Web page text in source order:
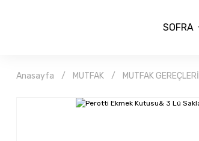
SOFRA
Anasayfa MUTFAK MUTFAK GEREÇLERİ